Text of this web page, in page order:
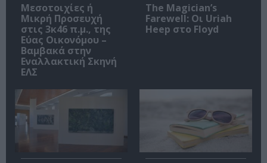
Μεσοτοιχίες ή
Μικρή Προσευχή
στις 3κ46 π.μ., της
Εύας Οικονόμου –
Βαμβακά στην
Εναλλακτική Σκηνή
ΕΛΣ
The Magician’s
Farewell: Οι Uriah
Heep στο Floyd